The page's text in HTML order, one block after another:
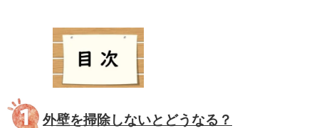
外壁を掃除しないとどうなる？